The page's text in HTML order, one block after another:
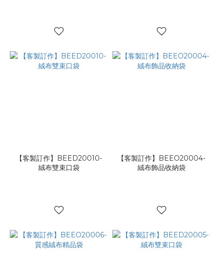
【客製訂作】BEED20010-
絨布雙束口袋
【客製訂作】BEEO20004-
絨布飾品收納袋